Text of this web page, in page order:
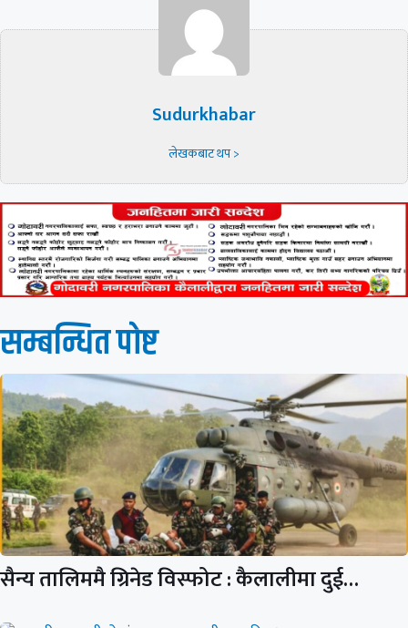
Sudurkhabar
लेखकबाट थप >
सम्बन्धित पाेष्ट
सैन्य तालिममै ग्रिनेड विस्फोट : कैलालीमा दुई…